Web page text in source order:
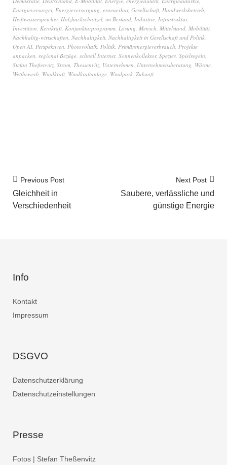
Energieversorger, Energieversorgung, erneuerbar, Gesellschaft, Handwerksbetrieb,
Heißwasserspeicher, Holzhackschnitzel, im Bestand, Industrie, Infrastruktur,
Investition, Kernkraft, Konjunkturprogramm, Lösung, Mensch, Mittelstand, Mobilität,
Nachhaltig-wirtschaften, Nachhaltigkeit, Nachhaltigkeit in Gesellschaft und Politik,
Open AI, Perspektiven, Photovoltaik, Politik, Primärenergieverbrauch, Projekte
anpacken, regional Bezüge, schnell Internet, Sonnenkollektor, Spezies, Spielregeln,
Stefan Theßenvitz, Strom, Thessenvitz, Unternehmen, Unternehmensberatung, Wärme,
Wettbewerb, Windkraft, Windkraftanlage, Windpark, Zukunft
Previous Post
Gleichheit in
Verschiedenheit
Next Post
Saubere, verlässliche und
günstige Energie
Info
Kontakt
Impressum
DSGVO
Datenschutzerklärung
Datenschutzeinstellungen
Presse
Fotos | Stefan Theßenvitz